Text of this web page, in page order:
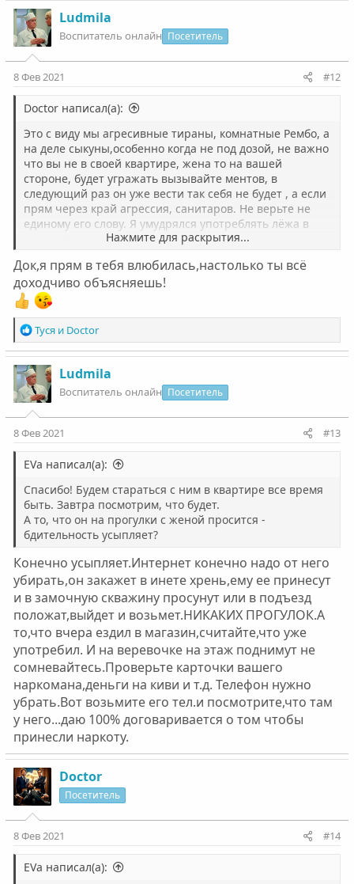
Ludmila
Воспитатель онлайн Посетитель
8 Фев 2021 #12
Doctor написал(а):
Это с виду мы агресивные тираны, комнатные Рембо, а
на деле сыкуны,особенно когда не под дозой, не важно
что вы не в своей квартире, жена то на вашей
стороне, будет угражать вызывайте ментов, в
следующий раз он уже вести так себя не будет , а если
прям через край агрессия, санитаров. Не верьте не
единому его слову. Я умудрялся употреблять лëжа в
психиатрической больнице на мед
Нажмите для раскрытия...
Док,я прям в тебя влюбилась,настолько ты всё
доходчиво объясняешь!
Р
е
а
к
ц
и
и
:
Тусяи Doctor
Ludmila
Воспитатель онлайн Посетитель
8 Фев 2021 #13
EVa написал(а):
Спасибо! Будем стараться с ним в квартире все время
быть. Завтра посмотрим, что будет.
А то, что он на прогулки с женой просится -
бдительность усыпляет?
Конечно усыпляет.Интернет конечно надо от него
убирать,он закажет в инете хрень,ему ее принесут
и в замочную скважину просунут или в подъезд
положат,выйдет и возьмет.НИКАКИХ ПРОГУЛОК.А
то,что вчера ездил в магазин,считайте,что уже
употребил. И на веревочке на этаж поднимут не
сомневайтесь.Проверьте карточки вашего
наркомана,деньги на киви и т.д. Телефон нужно
убрать.Вот возьмите его тел.и посмотрите,что там
у него...даю 100% договаривается о том чтобы
принесли наркоту.
Doctor
Посетитель
8 Фев 2021 #14
EVa написал(а):